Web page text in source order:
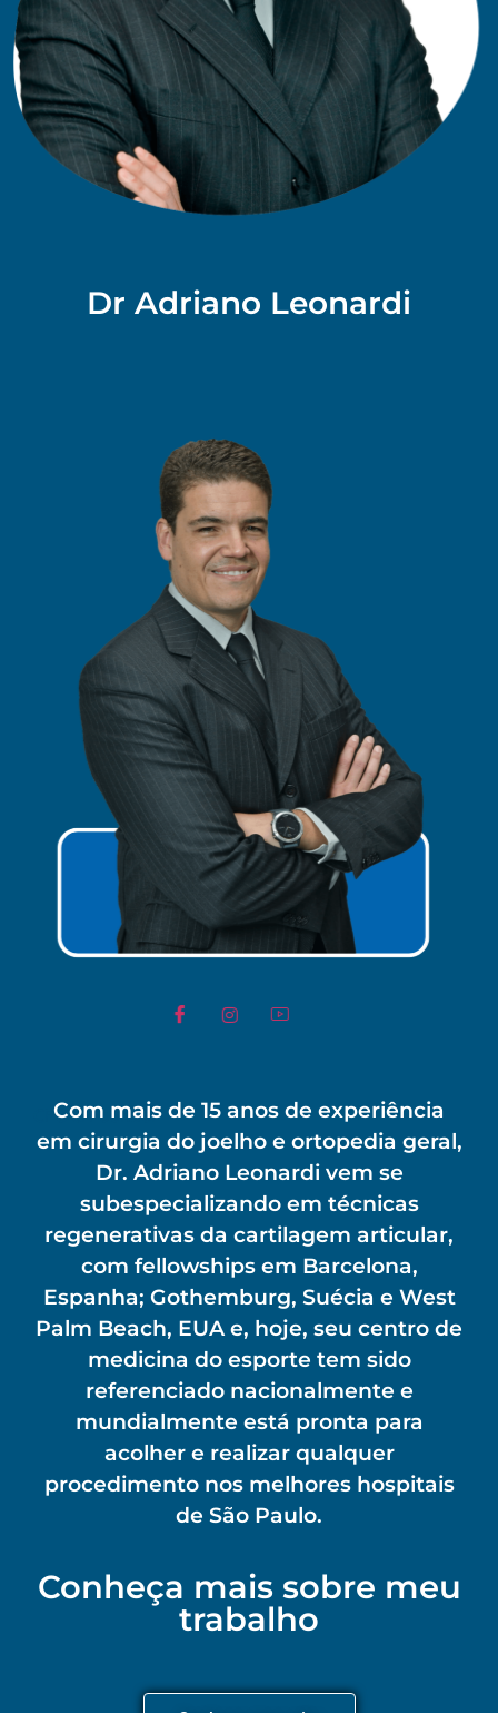
Dr Adriano Leonardi
CFO & Founder
Com mais de 15 anos de experiência
em cirurgia do joelho e ortopedia geral,
Dr. Adriano Leonardi vem se
subespecializando em técnicas
regenerativas da cartilagem articular,
com fellowships em Barcelona,
Espanha; Gothemburg, Suécia e West
Palm Beach, EUA e, hoje, seu centro de
medicina do esporte tem sido
referenciado nacionalmente e
mundialmente está pronta para
acolher e realizar qualquer
procedimento nos melhores hospitais
de São Paulo.
Conheça mais sobre meu
trabalho